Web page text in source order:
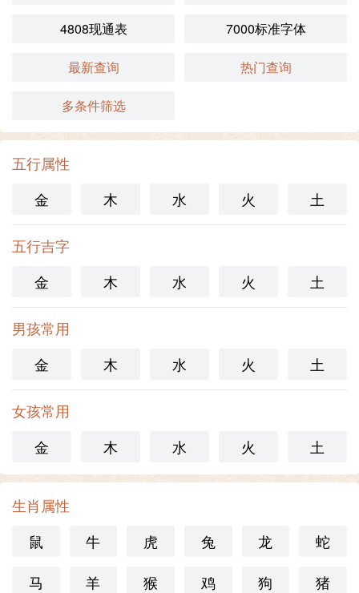
4808现通表 7000标准字体
最新查询 热门查询
多条件筛选
五行属性
金
木 水 火 土
五行吉字
金
木 水 火 土
男孩常用
金
木 水 火 土
女孩常用
金
木 水 火 土
生肖属性
鼠
牛 虎 兔 龙
蛇
马
羊 猴 鸡 狗 猪